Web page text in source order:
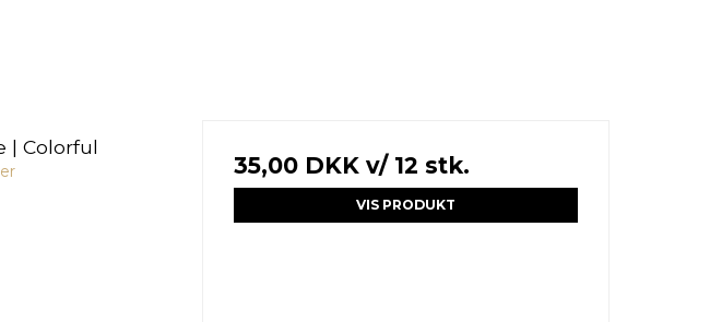
| Colorful
35,00 DKKv/ 12 stk.
VIS PRODUKT